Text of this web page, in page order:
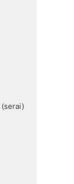
(serai)